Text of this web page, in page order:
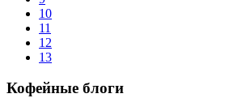
10
11
12
13
Кофейные блоги